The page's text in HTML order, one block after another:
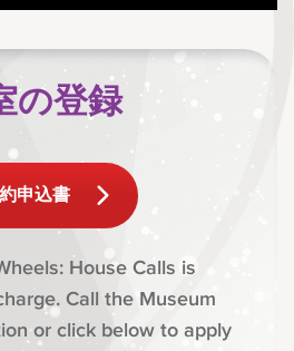
の登録
申込書
House Calls is
Call the Museum
or click below to apply